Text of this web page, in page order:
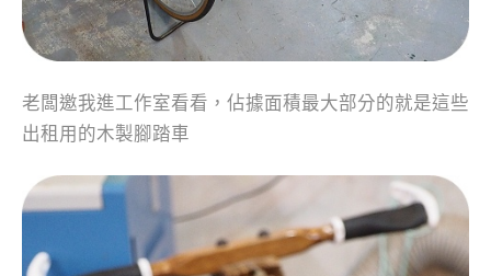
老闆邀我進工作室看看，佔據面積最大部分的就是這些
出租用的木製腳踏車